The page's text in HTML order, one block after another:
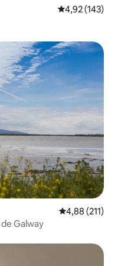
4,92 de uma
4,92 (143)
hóspedes
4,88 de uma
4,88 (211)
Galway